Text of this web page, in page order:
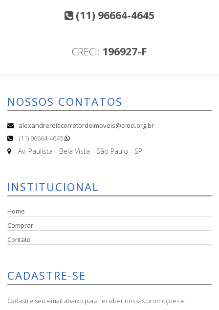
(11) 96664-4645
CRECI: 196927-F
NOSSOS CONTATOS
alexandrereiscorretordeimoveis@creci.org.br
(11) 96664-4645
Av. Paulista - Bela Vista - São Paulo - SP
INSTITUCIONAL
Home
Comprar
Contato
CADASTRE-SE
Cadastre seu email abaixo para receber nossas promoções e